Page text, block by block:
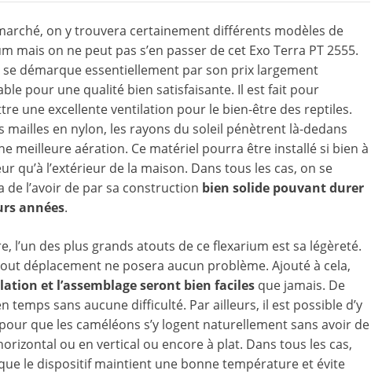
on y trouvera certainement différents modèles de
mais on ne peut pas s’en passer de cet Exo Terra PT 2555.
se démarque essentiellement par son prix largement
pour une qualité bien satisfaisante. Il est fait pour
une excellente ventilation pour le bien-être des reptiles.
mailles en nylon, les rayons du soleil pénètrent là-dedans
meilleure aération. Ce matériel pourra être installé si bien à
qu’à l’extérieur de la maison. Dans tous les cas, on se
de l’avoir de par sa construction bien solide pouvant durer
années.
l’un des plus grands atouts de ce flexarium est sa légèreté.
déplacement ne posera aucun problème. Ajouté à cela,
et l’assemblage seront bien faciles que jamais. De
sans aucune difficulté. Par ailleurs, il est possible d’y
que les caméléons s’y logent naturellement sans avoir de
ou en vertical ou encore à plat. Dans tous les cas,
le dispositif maintient une bonne température et évite